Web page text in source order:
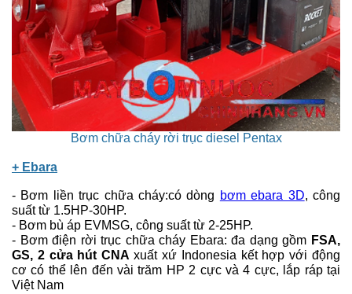
Bơm chữa cháy rời trục diesel Pentax
+ Ebara
- Bơm liền trục chữa cháy:có dòng bơm ebara 3D, công
suất từ 1.5HP-30HP.
- Bơm bù áp EVMSG, công suất từ 2-25HP.
- Bơm điện rời trục chữa cháy Ebara: đa dạng gồm FSA,
GS, 2 cửa hút CNAxuất xứ Indonesia kết hợp với động
cơ có thể lên đến vài trăm HP 2 cực và 4 cực, lắp ráp tại
Việt Nam